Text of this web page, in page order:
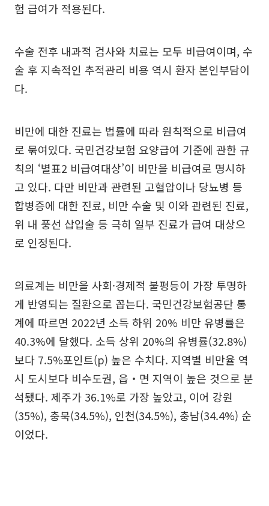
험 급여가 적용된다.
수술 전후 내과적 검사와 치료는 모두 비급여이며, 수
술 후 지속적인 추적관리 비용 역시 환자 본인부담이
다.
비만에 대한 진료는 법률에 따라 원칙적으로 비급여
로 묶여있다. 국민건강보험 요양급여 기준에 관한 규
칙의 ‘별표2 비급여대상’이 비만을 비급여로 명시하
고 있다. 다만 비만과 관련된 고혈압이나 당뇨병 등
합병증에 대한 진료, 비만 수술 및 이와 관련된 진료,
위 내 풍선 삽입술 등 극히 일부 진료가 급여 대상으
로 인정된다.
의료계는 비만을 사회·경제적 불평등이 가장 투명하
게 반영되는 질환으로 꼽는다. 국민건강보험공단 통
계에 따르면 2022년 소득 하위 20% 비만 유병률은
40.3%에 달했다. 소득 상위 20%의 유병률(32.8%)
보다 7.5%포인트(p) 높은 수치다. 지역별 비만율 역
시 도시보다 비수도권, 읍‧면 지역이 높은 것으로 분
석됐다. 제주가 36.1%로 가장 높았고, 이어 강원
(35%), 충북(34.5%), 인천(34.5%), 충남(34.4%) 순
이었다.